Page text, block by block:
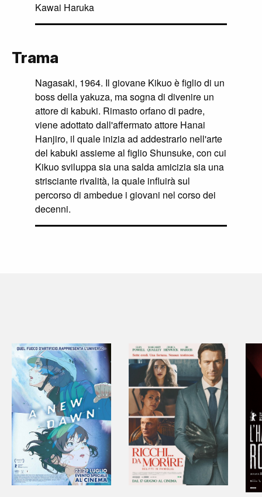
Kawai Haruka
Trama
Nagasaki, 1964. Il giovane Kikuo è figlio di un
boss della yakuza, ma sogna di divenire un
attore di kabuki. Rimasto orfano di padre,
viene adottato dall'affermato attore Hanai
Hanjiro, il quale inizia ad addestrarlo nell'arte
del kabuki assieme al figlio Shunsuke, con cui
Kikuo sviluppa sia una salda amicizia sia una
strisciante rivalità, la quale influirà sul
percorso di ambedue i giovani nel corso dei
decenni.